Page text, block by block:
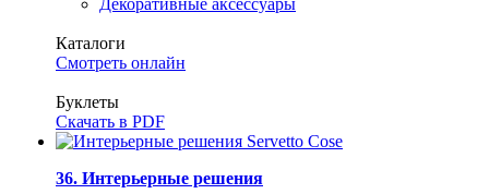
Декоративные аксессуары
Каталоги
Смотреть онлайн
Буклеты
Скачать в PDF
36. Интерьерные решения